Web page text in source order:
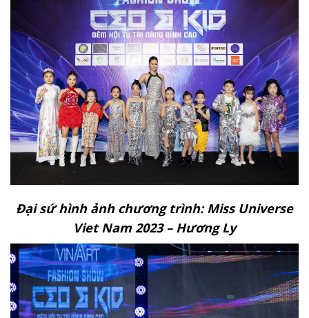
Đại sứ hình ảnh chương trình: Miss Universe
Viet Nam 2023 – Hương Ly